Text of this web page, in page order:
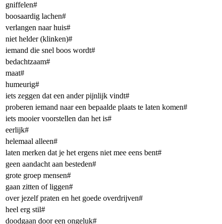
gniffelen#
boosaardig lachen#
verlangen naar huis#
niet helder (klinken)#
iemand die snel boos wordt#
bedachtzaam#
maat#
humeurig#
iets zeggen dat een ander pijnlijk vindt#
proberen iemand naar een bepaalde plaats te laten komen#
iets mooier voorstellen dan het is#
eerlijk#
helemaal alleen#
laten merken dat je het ergens niet mee eens bent#
geen aandacht aan besteden#
grote groep mensen#
gaan zitten of liggen#
over jezelf praten en het goede overdrijven#
heel erg stil#
doodgaan door een ongeluk#